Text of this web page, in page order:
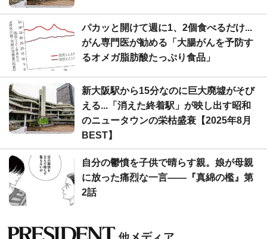
パカッと開けて週に1、2個食べるだけ...
がん専門医が勧める「大腸がんを予防す
るオメガ脂肪酸たっぷり食品」
新大阪駅から15分なのに巨大廃墟がそび
える...「消えた終着駅」が映し出す昭和
のニュータウンの栄枯盛衰【2025年8月
BEST】
自分の鬱憤を子供で晴らす親。娘が母親
に放った痛烈な一言――『真綿の檻』第
2話